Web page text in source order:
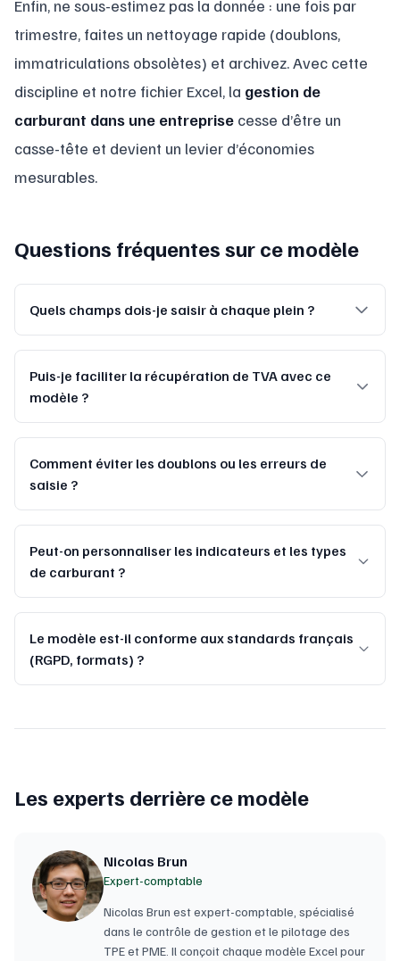
Enfin, ne sous-estimez pas la donnée : une fois par
trimestre, faites un nettoyage rapide (doublons,
immatriculations obsolètes) et archivez. Avec cette
discipline et notre fichier Excel, la gestion de
carburant dans une entreprise cesse d’être un
casse-tête et devient un levier d’économies
mesurables.
Questions fréquentes sur ce modèle
Quels champs dois-je saisir à chaque plein ?
Puis-je faciliter la récupération de TVA avec ce
modèle ?
Comment éviter les doublons ou les erreurs de
saisie ?
Peut-on personnaliser les indicateurs et les types
de carburant ?
Le modèle est-il conforme aux standards français
(RGPD, formats) ?
Les experts derrière ce modèle
Nicolas Brun
Expert-comptable
Nicolas Brun est expert-comptable, spécialisé
dans le contrôle de gestion et le pilotage des
TPE et PME. Il conçoit chaque modèle Excel pour